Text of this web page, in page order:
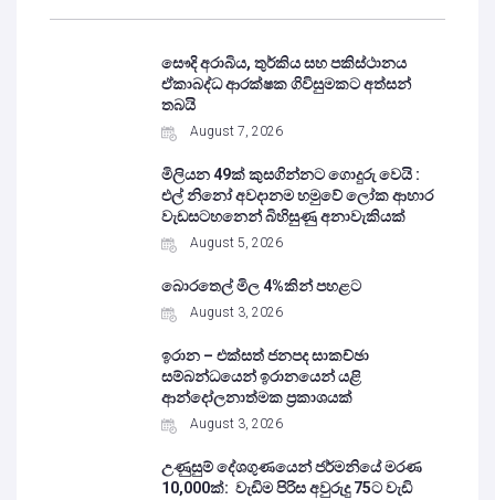
සෞදි අරාබිය, තුර්කිය සහ පකිස්ථානය
ඒකාබද්ධ ආරක්ෂක ගිවිසුමකට අත්සන්
තබයි
August 7, 2026
මිලියන 49ක් කුසගින්නට ගොදුරු වෙයි :
එල් නිනෝ අවදානම හමුවේ ලෝක ආහාර
වැඩසටහනෙන් බිහිසුණු අනාවැකියක්
August 5, 2026
බොරතෙල් මිල 4%කින් පහළට
August 3, 2026
ඉරාන – එක්සත් ජනපද සාකච්ඡා
සම්බන්ධයෙන් ඉරානයෙන් යළි
ආන්දෝලනාත්මක ප්‍රකාශයක්
August 3, 2026
උණුසුම් දේශගුණයෙන් ජර්මනියේ මරණ
10,000ක්: වැඩිම පිරිස අවුරුදු 75ට වැඩි